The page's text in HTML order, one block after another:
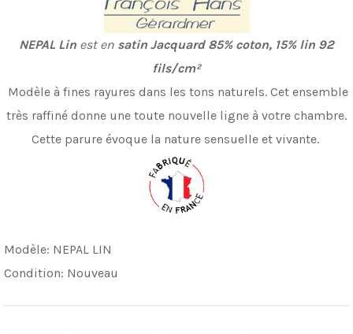
NEPAL Lin est en satin Jacquard 85% coton, 15% lin 92
fils/cm²
Modèle à fines rayures dans les tons naturels. Cet ensemble
très raffiné donne une toute nouvelle ligne à votre chambre.
Cette parure évoque la nature sensuelle et vivante.
Modèle: NEPAL LIN
Condition: Nouveau